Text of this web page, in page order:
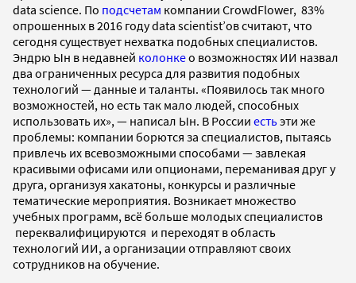
data science. По подсчетам компании CrowdFlower, 83%
опрошенных в 2016 году data scientist’ов считают, что
сегодня существует нехватка подобных специалистов.
Эндрю Ын в недавней колонкео возможностях ИИ назвал
два ограниченных ресурса для развития подобных
технологий — данные и таланты. «Появилось так много
возможностей, но есть так мало людей, способных
использовать их», — написал Ын. В России естьэти же
проблемы: компании борются за специалистов, пытаясь
привлечь их всевозможными способами — завлекая
красивыми офисами или опционами, переманивая друг у
друга, организуя хакатоны, конкурсы и различные
тематические мероприятия. Возникает множество
учебных программ, всё больше молодых специалистов
переквалифицируются и переходят в область
технологий ИИ, а организации отправляют своих
сотрудников на обучение.